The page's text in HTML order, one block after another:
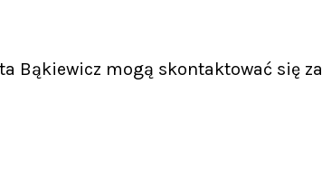
Bąkiewicz mogą skontaktować się za